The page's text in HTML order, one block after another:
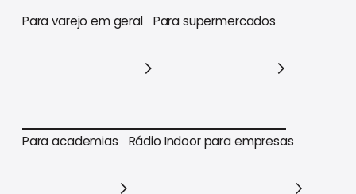
Para varejo em geral
Para varejo em geral
Para supermercados
Para supermercados
Para academias Rádio Indoor para empresas